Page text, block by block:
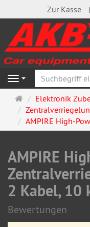
Zur Kasse
Navigation
Startseite
Elektronik
AMPIRE High-
AMPIRE
2 Kabel, 10
Bewertungen